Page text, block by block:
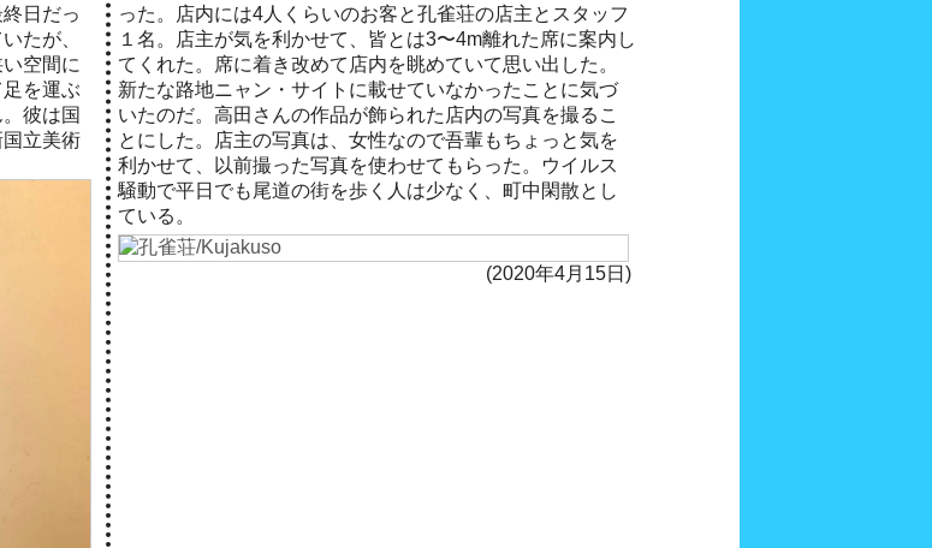
日だっ
たが、
空間に
を運ぶ
彼は国
立美術
った。店内には4人くらいのお客と孔雀荘の店主とスタッフ
１名。店主が気を利かせて、皆とは3〜4m離れた席に案内し
てくれた。席に着き改めて店内を眺めていて思い出した。
新たな路地ニャン・サイトに載せていなかったことに気づ
いたのだ。高田さんの作品が飾られた店内の写真を撮るこ
とにした。店主の写真は、女性なので吾輩もちょっと気を
利かせて、以前撮った写真を使わせてもらった。ウイルス
騒動で平日でも尾道の街を歩く人は少なく、町中閑散とし
ている。
(2020年4月15日)